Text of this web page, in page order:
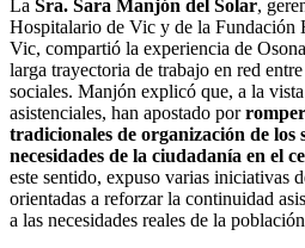
La Sra. Sara Manjón del Solar,
Hospitalario de Vic y de la Fundación
Vic, compartió la experiencia de
larga trayectoria de trabajo en red
sociales. Manjón explicó que, a la
asistenciales, han apostado porromper
tradicionales de organización de los
necesidades de la ciudadanía en el
este sentido, expuso varias iniciativas
orientadas a reforzar la continuidad
a las necesidades reales de la